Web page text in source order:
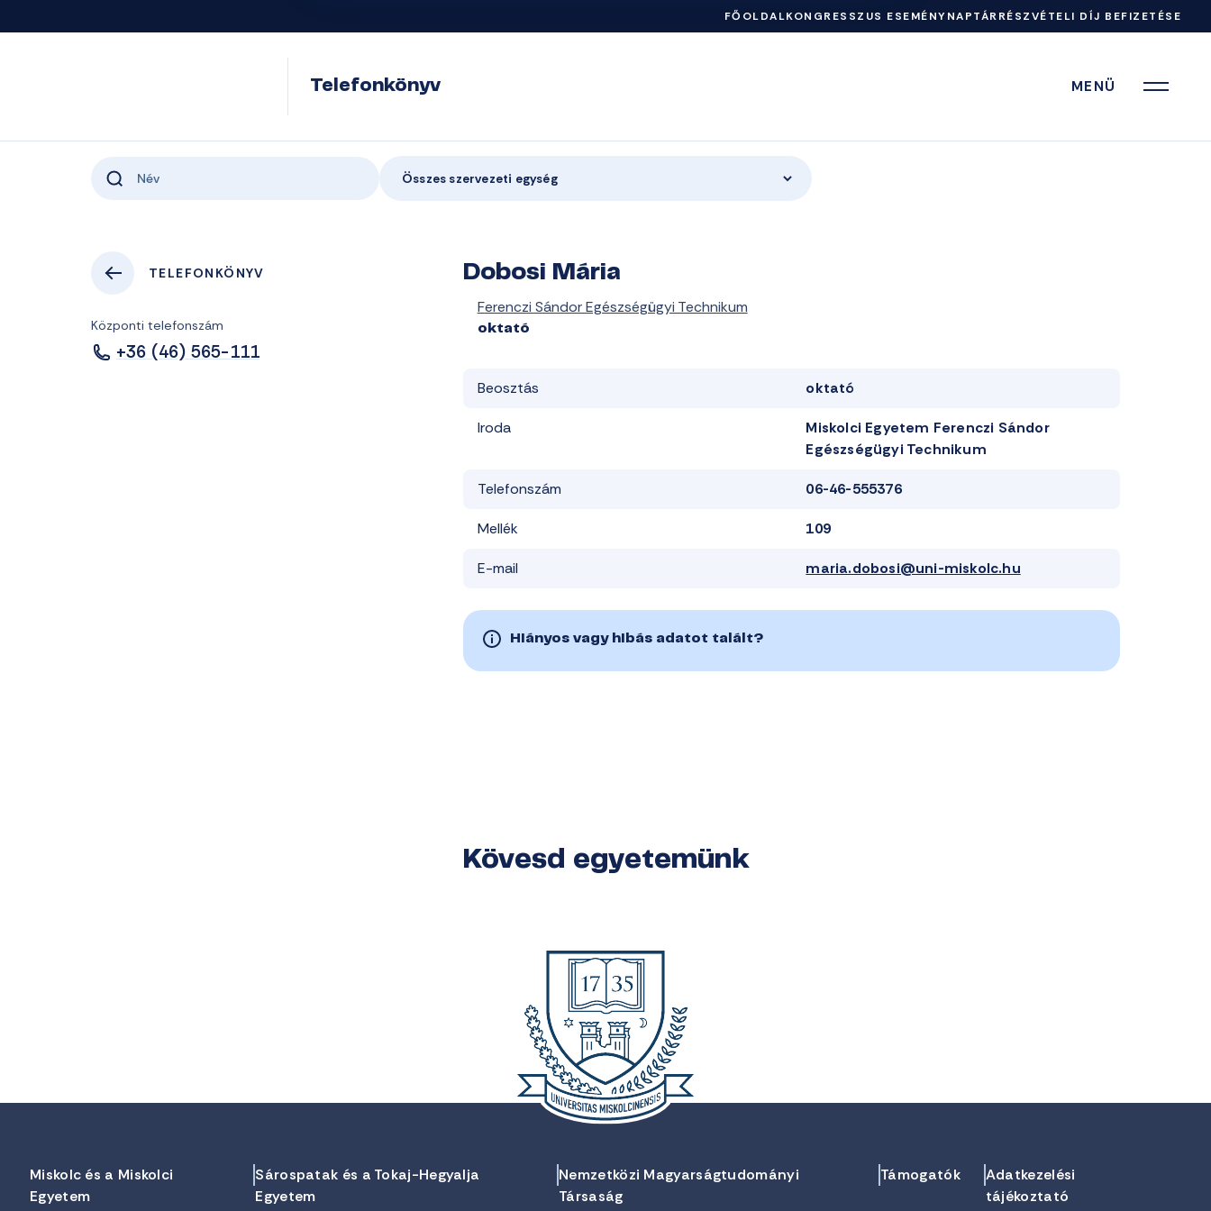
FŐOLDALKONGRESSZUS ESEMÉNYNAPTÁRRÉSZVÉTELI DÍJ BEFIZETÉSE
Telefonkönyv MENÜ
Összes szervezeti egység
TELEFONKÖNYV
Központi telefonszám
+36 (46) 565-111
Dobosi Mária
Ferenczi Sándor Egészségügyi Technikum
oktató
Beosztás oktató
Iroda
Miskolci Egyetem Ferenczi Sándor
Egészségügyi Technikum
Telefonszám 06-46-555376
Mellék 109
E-mail maria.dobosi@uni-miskolc.hu
Hiányos vagy hibás adatot talált?
Kövesd egyetemünk
Miskolc és a Miskolci
Egyetem
Sárospatak és a Tokaj-Hegyalja
Egyetem
Nemzetközi Magyarságtudományi
Társaság
Támogatók
Adatkezelési
tájékoztató